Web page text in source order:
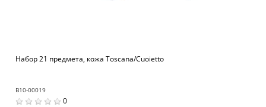
Набор 21 предмета, кожа Toscana/Cuoietto
B10-00019
0